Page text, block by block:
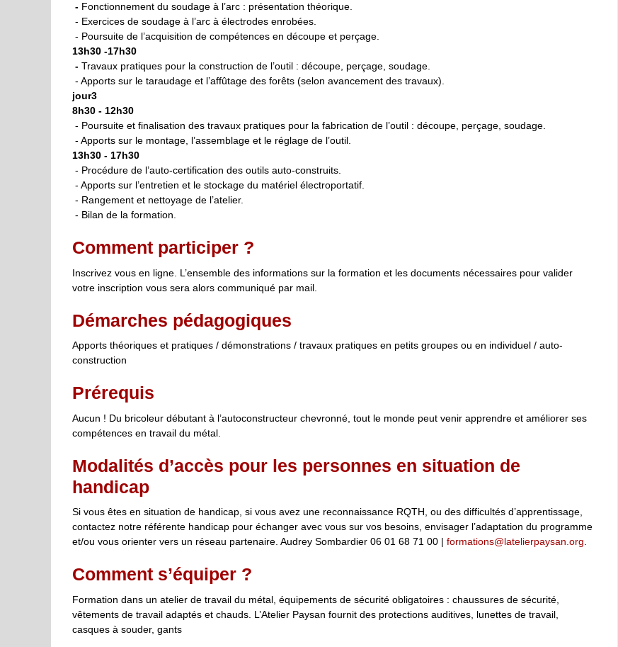
- Fonctionnement du soudage à l’arc : présentation théorique.
- Exercices de soudage à l’arc à électrodes enrobées.
- Poursuite de l’acquisition de compétences en découpe et perçage.
13h30 -17h30
- Travaux pratiques pour la construction de l’outil : découpe, perçage, soudage.
- Apports sur le taraudage et l’affûtage des forêts (selon avancement des travaux).
jour3
8h30 - 12h30
- Poursuite et finalisation des travaux pratiques pour la fabrication de l’outil : découpe, perçage, soudage.
- Apports sur le montage, l’assemblage et le réglage de l’outil.
13h30 - 17h30
- Procédure de l’auto-certification des outils auto-construits.
- Apports sur l’entretien et le stockage du matériel électroportatif.
- Rangement et nettoyage de l’atelier.
- Bilan de la formation.
Comment participer ?
Inscrivez vous en ligne. L’ensemble des informations sur la formation et les documents nécessaires pour valider
votre inscription vous sera alors communiqué par mail.
Démarches pédagogiques
Apports théoriques et pratiques / démonstrations / travaux pratiques en petits groupes ou en individuel / auto-
construction
Prérequis
Aucun ! Du bricoleur débutant à l’autoconstructeur chevronné, tout le monde peut venir apprendre et améliorer ses
compétences en travail du métal.
Modalités d’accès pour les personnes en situation de
handicap
Si vous êtes en situation de handicap, si vous avez une reconnaissance RQTH, ou des difficultés d’apprentissage,
contactez notre référente handicap pour échanger avec vous sur vos besoins, envisager l’adaptation du programme
et/ou vous orienter vers un réseau partenaire. Audrey Sombardier 06 01 68 71 00 | formations@latelierpaysan.org.
Comment s’équiper ?
Formation dans un atelier de travail du métal, équipements de sécurité obligatoires : chaussures de sécurité,
vêtements de travail adaptés et chauds. L’Atelier Paysan fournit des protections auditives, lunettes de travail,
casques à souder, gants